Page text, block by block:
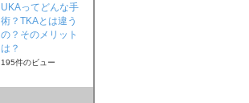
UKAってどんな手
術？TKAとは違う
の？そのメリット
は？
195件のビュー